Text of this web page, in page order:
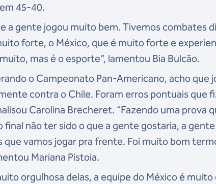
45-40.
a gente jogou muito bem. Tivemos combates
forte, o México, que é muito forte e
mas é o esporte”, lamentou Bia Bulcão.
o Campeonato Pan-Americano, acho que
contra o Chile. Foram erros pontuais que
Carolina Brecheret. “Fazendo uma prova
final não ter sido o que a gente gostaria, a
que vamos jogar pra frente. Foi muito bom
Mariana Pistoia.
orgulhosa delas, a equipe do México é